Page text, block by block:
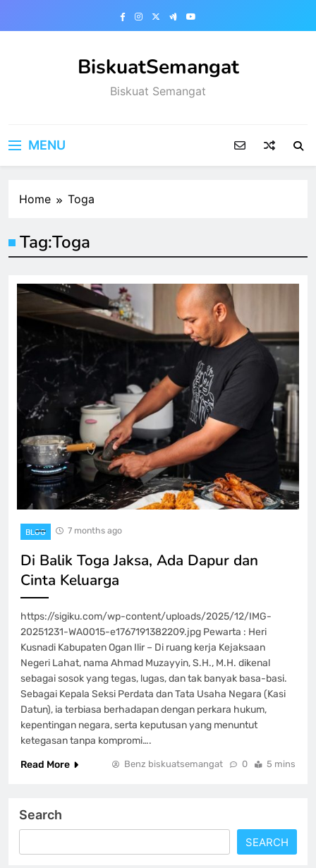
BiskuatSemangat
Biskuat Semangat
MENU
Home Toga
Tag:Toga
BLOG 7 months ago
Di Balik Toga Jaksa, Ada Dapur dan
Cinta Keluarga
https://sigiku.com/wp-content/uploads/2025/12/IMG-
20251231-WA0015-e1767191382209.jpg Pewarta : Heri
Kusnadi Kabupaten Ogan Ilir – Di ruang kerja Kejaksaan
Negeri Lahat, nama Ahmad Muzayyin, S.H., M.H. dikenal
sebagai sosok yang tegas, lugas, dan tak banyak basa-basi.
Sebagai Kepala Seksi Perdata dan Tata Usaha Negara (Kasi
Datun), ia terbiasa berhadapan dengan perkara hukum,
kepentingan negara, serta keputusan yang menuntut
ketegasan tanpa kompromi….
Read More
Benz biskuatsemangat 0 5 mins
Search
SEARCH